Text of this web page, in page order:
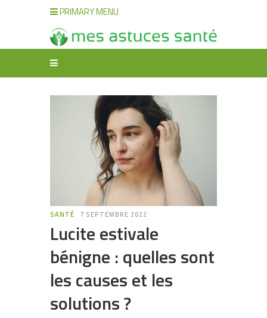
PRIMARY MENU
SANTÉ 7 SEPTEMBRE 2022
Lucite estivale
bénigne : quelles sont
les causes et les
solutions ?